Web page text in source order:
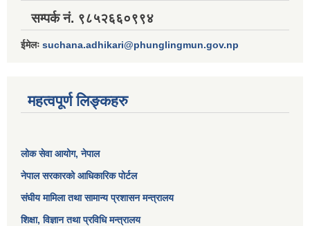
सम्पर्क नं. ९८५२६६०९९४
ईमेलः suchana.adhikari@phunglingmun.gov.np
महत्वपूर्ण लिङ्कहरु
लोक सेवा आयोग, नेपाल
नेपाल सरकारको आधिकारिक पोर्टल
संघीय मामिला तथा सामान्य प्रशासन मन्त्रालय
शिक्षा, विज्ञान तथा प्रविधि मन्त्रालय